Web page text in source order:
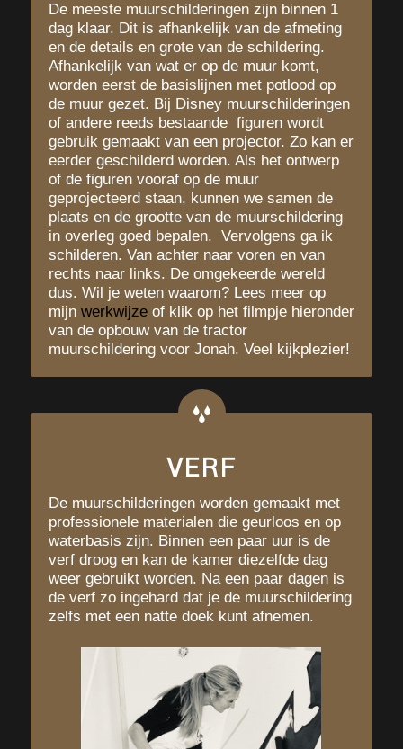
De meeste muurschilderingen zijn binnen 1
dag klaar. Dit is afhankelijk van de afmeting
en de details en grote van de schildering.
Afhankelijk van wat er op de muur komt,
worden eerst de basislijnen met potlood op
de muur gezet. Bij Disney muurschilderingen
of andere reeds bestaande figuren wordt
gebruik gemaakt van een projector. Zo kan er
eerder geschilderd worden. Als het ontwerp
of de figuren vooraf op de muur
geprojecteerd staan, kunnen we samen de
plaats en de grootte van de muurschildering
in overleg goed bepalen. Vervolgens ga ik
schilderen. Van achter naar voren en van
rechts naar links. De omgekeerde wereld
dus. Wil je weten waarom? Lees meer op
mijn werkwijzeof klik op het filmpje hieronder
van de opbouw van de tractor
muurschildering voor Jonah. Veel kijkplezier!
VERF
De muurschilderingen worden gemaakt met
professionele materialen die geurloos en op
waterbasis zijn. Binnen een paar uur is de
verf droog en kan de kamer diezelfde dag
weer gebruikt worden. Na een paar dagen is
de verf zo ingehard dat je de muurschildering
zelfs met een natte doek kunt afnemen.